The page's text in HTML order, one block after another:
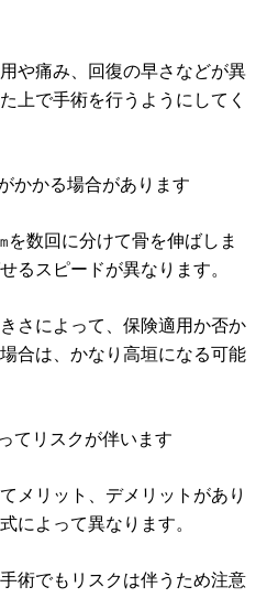
や痛み、回復の早さなどが異
上で手術を行うようにしてく
かかる場合があります
数回に分けて骨を伸ばしま
るスピードが異なります。
さによって、保険適用か否か
合は、かなり高垣になる可能
てリスクが伴います
メリット、デメリットがあり
によって異なります。
術でもリスクは伴うため注意